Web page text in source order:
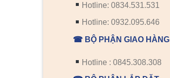
Hotline: 0834.531.531
Hotline: 0932.095.646
☎ BỘ PHẬN GIAO HÀNG
Hotline : 0845.308.308